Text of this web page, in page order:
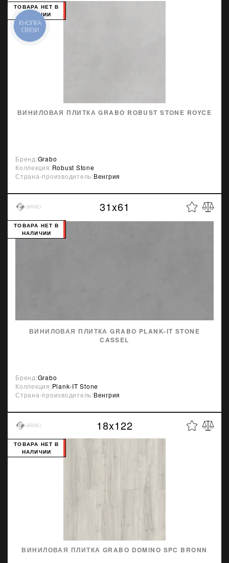
ВИНИЛОВАЯ ПЛИТКА GRABO ROBUST STONE ROYCE
ТОВАРА НЕТ В
НАЛИЧИИ
Бренд:Grabo
Коллекция:Robust Stone
Страна-производитель:Венгрия
31x61
ВИНИЛОВАЯ ПЛИТКА GRABO PLANK-IT STONE
CASSEL
ТОВАРА НЕТ В
НАЛИЧИИ
Бренд:Grabo
Коллекция:Plank-IT Stone
Страна-производитель:Венгрия
18x122
ВИНИЛОВАЯ ПЛИТКА GRABO DOMINO SPC BRONN
ТОВАРА НЕТ В
НАЛИЧИИ
КНОПКА
СВЯЗИ